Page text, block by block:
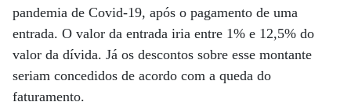
pandemia de Covid-19, após o pagamento de uma
entrada. O valor da entrada iria entre 1% e 12,5% do
valor da dívida. Já os descontos sobre esse montante
seriam concedidos de acordo com a queda do
faturamento.